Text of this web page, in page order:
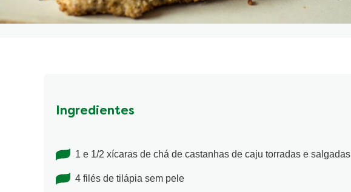
Ingredientes
1 e 1/2 xícaras de chá de castanhas de caju torradas e salgadas
4 filés de tilápia sem pele